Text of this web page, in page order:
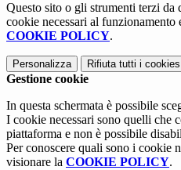
Questo sito o gli strumenti terzi
cookie necessari al
COOKIE POLICY.
Personalizza Rifiuta tutti i cookies
Gestione cookie
In questa schermata è possibile
I cookie necessari sono quelli che
piattaforma e non è possibile
Per conoscere quali sono i cookie
visionare la COOKIE POLICY.